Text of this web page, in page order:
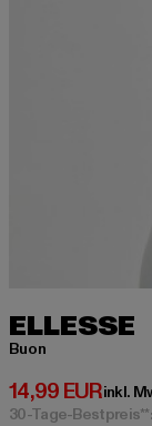
ELLESSE
Buon
14,99 EUR
Derzeitigerinkl.
30-Tage-Bestpreis**: